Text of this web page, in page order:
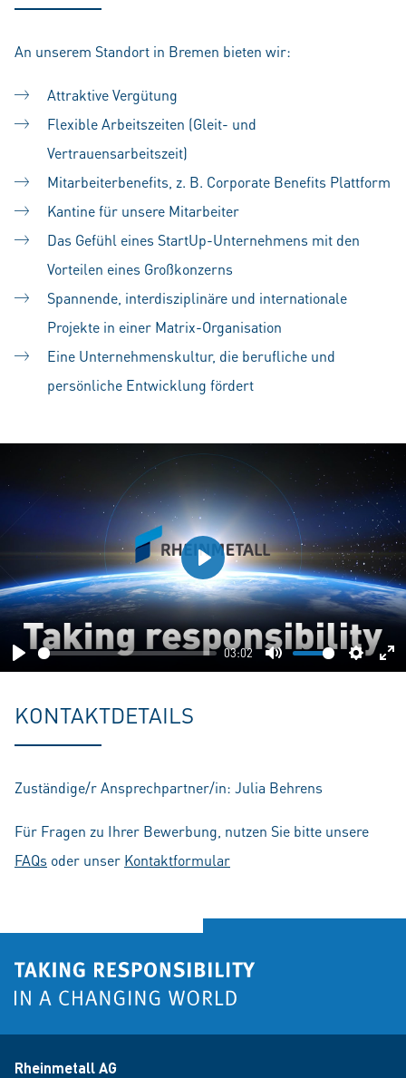
An unserem Standort in Bremen bieten wir:
Attraktive Vergütung
Flexible Arbeitszeiten (Gleit- und
Vertrauensarbeitszeit)
Mitarbeiterbenefits, z. B. Corporate Benefits Plattform
Kantine für unsere Mitarbeiter
Das Gefühl eines StartUp-Unternehmens mit den
Vorteilen eines Großkonzerns
Spannende, interdisziplinäre und internationale
Projekte in einer Matrix-Organisation
Eine Unternehmenskultur, die berufliche und
persönliche Entwicklung fördert
Play
03:02
Mute
Play
KONTAKTDETAILS
Zuständige/r Ansprechpartner/in: Julia Behrens
Für Fragen zu Ihrer Bewerbung, nutzen Sie bitte unsere
FAQs oder unser Kontaktformular
Rheinmetall AG